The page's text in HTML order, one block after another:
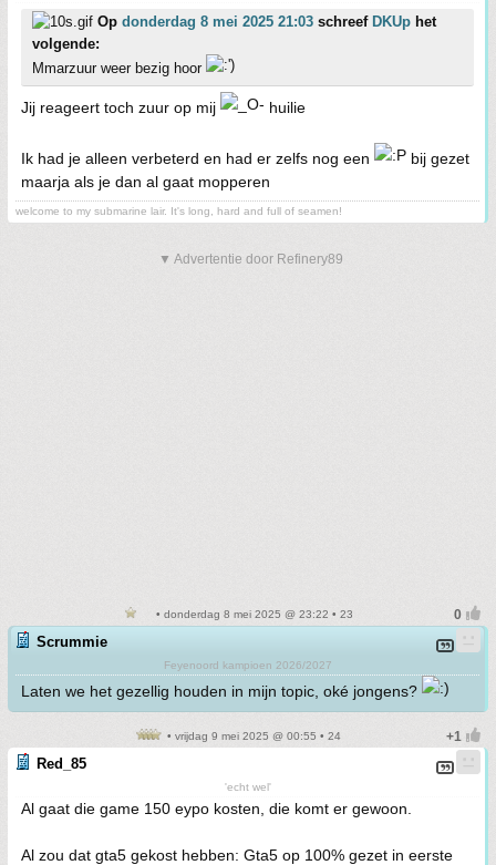
Op donderdag 8 mei 2025 21:03 schreef DKUp het
volgende:
Mmarzuur weer bezig hoor
Jij reageert toch zuur op mij huilie
Ik had je alleen verbeterd en had er zelfs nog een
bij gezet
maarja als je dan al gaat mopperen
welcome to my submarine lair. It's long, hard and full of seamen!
▼ Advertentie door Refinery89
• donderdag 8 mei 2025 @ 23:22 • 23
Scrummie
Feyenoord kampioen 2026/2027
Laten we het gezellig houden in mijn topic, oké jongens?
• vrijdag 9 mei 2025 @ 00:55 • 24
Red_85
'echt wel'
Al gaat die game 150 eypo kosten, die komt er gewoon.
Al zou dat gta5 gekost hebben: Gta5 op 100% gezet in eerste